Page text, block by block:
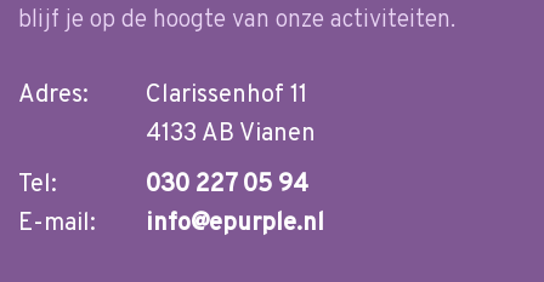
blijf je op de hoogte van onze activiteiten.
Adres:
Clarissenhof 11
4133 AB Vianen
Tel:
030 227 05 94
E-mail:
info@epurple.nl